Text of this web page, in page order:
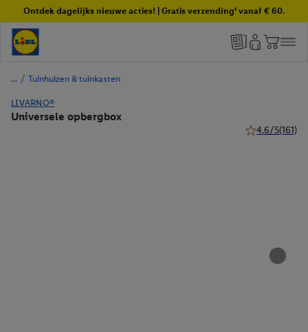
Ontdek dagelijks nieuwe acties! | Gratis verzending¹ vanaf € 60.
/ Tuinhuizen & tuinkasten
LIVARNO®
Universele opbergbox
4.6/5(161)